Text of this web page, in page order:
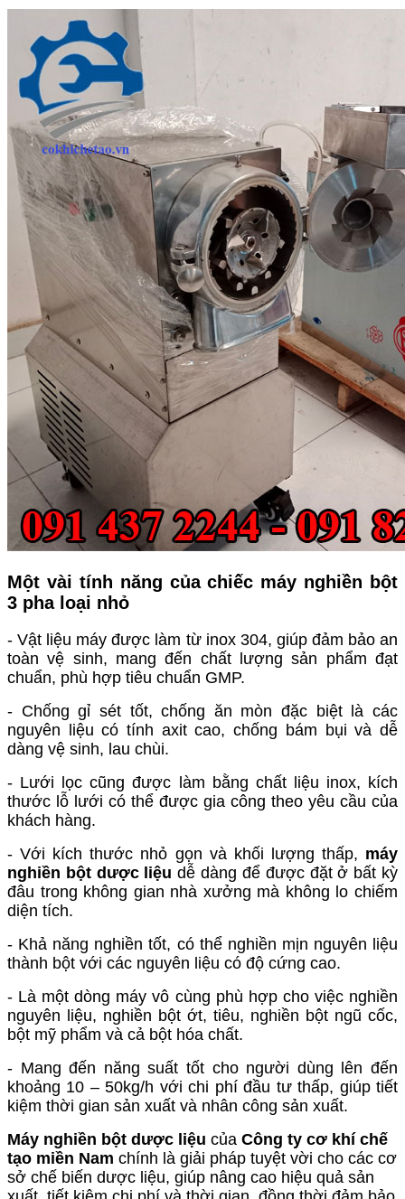
Một vài tính năng của chiếc máy nghiền bột
3 pha loại nhỏ
- Vật liệu máy được làm từ inox 304, giúp đảm bảo an
toàn vệ sinh, mang đến chất lượng sản phẩm đạt
chuẩn, phù hợp tiêu chuẩn GMP.
- Chống gỉ sét tốt, chống ăn mòn đặc biệt là các
nguyên liệu có tính axit cao, chống bám bụi và dễ
dàng vệ sinh, lau chùi.
- Lưới lọc cũng được làm bằng chất liệu inox, kích
thước lỗ lưới có thể được gia công theo yêu cầu của
khách hàng.
- Với kích thước nhỏ gọn và khối lượng thấp, máy
nghiền bột dược liệu dễ dàng để được đặt ở bất kỳ
đâu trong không gian nhà xưởng mà không lo chiếm
diện tích.
- Khả năng nghiền tốt, có thể nghiền mịn nguyên liệu
thành bột với các nguyên liệu có độ cứng cao.
- Là một dòng máy vô cùng phù hợp cho việc nghiền
nguyên liệu, nghiền bột ớt, tiêu, nghiền bột ngũ cốc,
bột mỹ phẩm và cả bột hóa chất.
- Mang đến năng suất tốt cho người dùng lên đến
khoảng 10 – 50kg/h với chi phí đầu tư thấp, giúp tiết
kiệm thời gian sản xuất và nhân công sản xuất.
Máy nghiền bột dược liệu của Công ty cơ khí chế
tạo miền Nam chính là giải pháp tuyệt vời cho các cơ
sở chế biến dược liệu, giúp nâng cao hiệu quả sản